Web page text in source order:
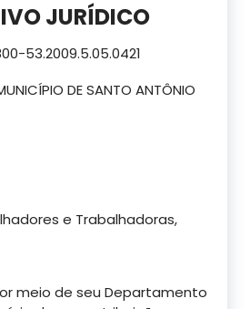
JURÍDICO
53.2009.5.05.0421
DE SANTO ANTÔNIO
e Trabalhadoras,
meio de seu Departamento